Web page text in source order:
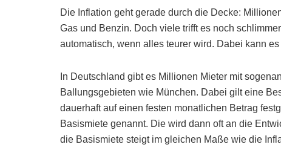
Die Inflation geht gerade durch die Decke:
Gas und Benzin. Doch viele trifft es noch
automatisch, wenn alles teurer wird. Dabei kann
In Deutschland gibt es Millionen Mieter mit
Ballungsgebieten wie München. Dabei gilt eine
dauerhaft auf einen festen monatlichen Betrag
Basismiete genannt. Die wird dann oft an die
die Basismiete steigt im gleichen Maße wie die